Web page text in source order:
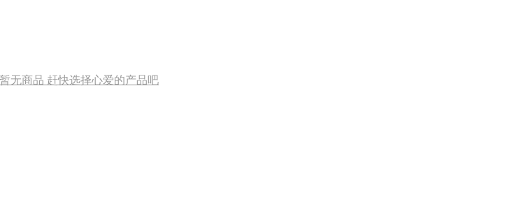
无商品 赶快选择心爱的产品吧